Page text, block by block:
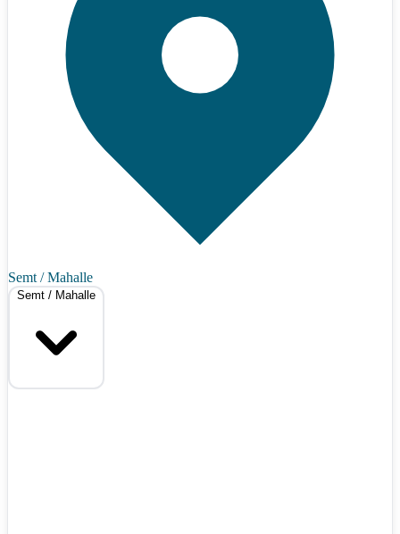
Semt / Mahalle
Semt / Mahalle